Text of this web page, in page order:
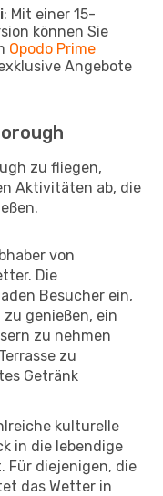
: Mit einer 15-
können Sie
Opodo Prime
Angebote
zu fliegen,
Aktivitäten ab, die
von
Die
Besucher ein,
genießen, ein
zu nehmen
zu
Getränk
kulturelle
in die lebendige
Für diejenigen, die
das Wetter in